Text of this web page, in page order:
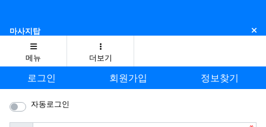
마사지탑 닫
메뉴 더보기
로그인 회원가입 정보찾기
자동로그인